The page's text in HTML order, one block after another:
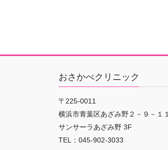
おさかべクリニック
〒225-0011
横浜市青葉区あざみ野２－９－１１
サンサーラあざみ野 3F
TEL：045-902-3033